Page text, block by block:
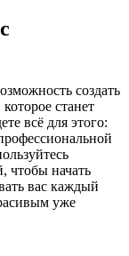
создать
станет
всё для этого:
чтобы начать
вас каждый
уже